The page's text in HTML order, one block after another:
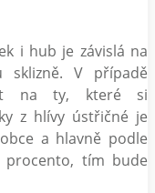
i hub je závislá na
sklizně. V případě
na ty, které si
z hlívy ústřičné je
a hlavně podle
procento, tím bude